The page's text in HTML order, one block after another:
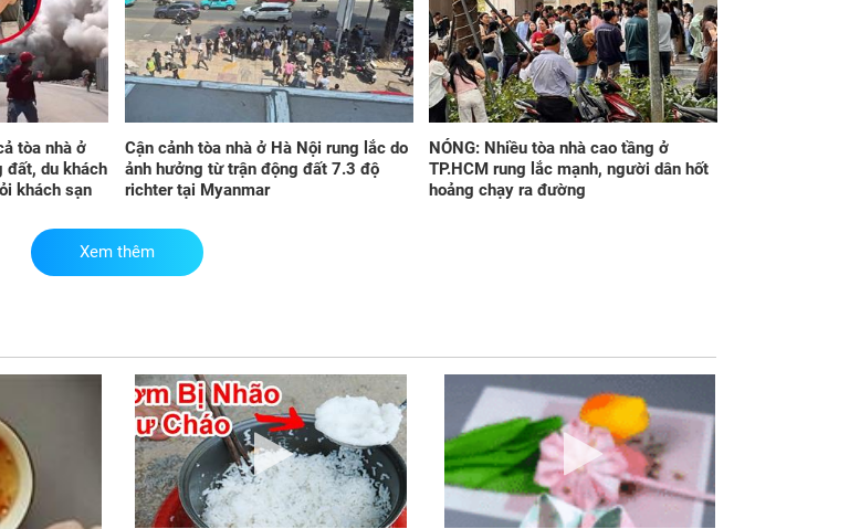
Đúng ngày mai, thứ
Bảy 8/8/2026, 3 con
giáp may túi đựng
tiền, HƯỞNG TRỌN
LỘC TRỜI, ăn nên làm
ra, hóa giải nguy
sự
3 con giáp trúng số
độc đắc đúng 300 tỷ
vào ngày 7/8/2026,
tiền về trĩu túi, phúc
cao hơn núi, lộc nhiều
hơn sông, giàu sang
Đúng 20h hôm nay,
ngày 7/8/2026, 3 con
giáp "đu đỉnh" vận
may, tiền bạc về ngập
lối, đón lộc ấm no,
tình tiền viên mãn
Đúng ngày mai, thứ
Bảy 8/8/2026, 3 con
giáp xòe tay đón nhận
lộc Trời ban, sự
nghiệp bứt phá như
'phượng hoàng lửa',
sếp thưởng tiền lương
'kếch xù'
tòa nhà ở
đất, du khách
khách sạn
Cận cảnh tòa nhà ở Hà Nội rung lắc do
ảnh hưởng từ trận động đất 7.3 độ
richter tại Myanmar
NÓNG: Nhiều tòa nhà cao tầng ở
TP.HCM rung lắc mạnh, người dân hốt
hoảng chạy ra đường
Xem thêm